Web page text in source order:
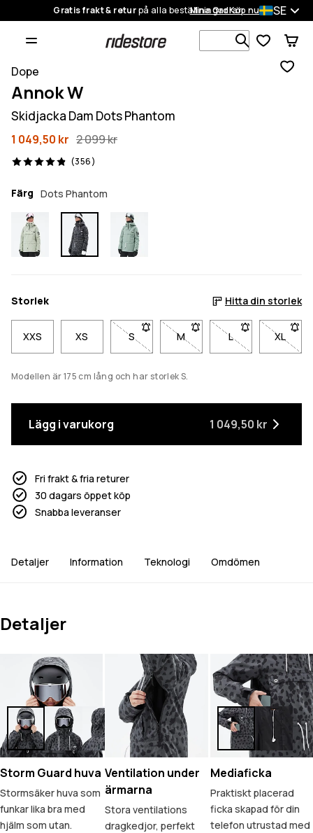
Gratis frakt & returpå alla beställningarKöp nu
Mina Ordrar SE
Sök bland
Dope
Annok W
Skidjacka Dam Dots Phantom
1 049,50 kr 2 099 kr
(356)
356 recensioner, 4.9/5
Färg Dots Phantom
Storlek Hitta din storlek
XXS XS S- Storlek S är inte tillgänglig. Klicka för
M- Storlek M är inte
L- Storlek L är inte
XL
-
Modellen är 175 cm lång och har storlek S.
Lägg i varukorg 1 049,50 kr
Fri frakt & fria returer
30 dagars öppet köp
Snabba leveranser
Detaljer Information Teknologi Omdömen
Detaljer
Storm Guard huva
Stormsäker huva som
funkar lika bra med
hjälm som utan.
Ventilation under
ärmarna
Stora ventilations
dragkedjor, perfekt
Mediaficka
Praktiskt placerad
ficka skapad för din
telefon utrustad med